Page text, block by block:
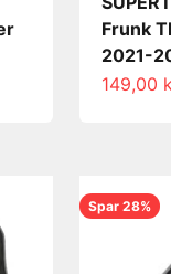
Frunk
2021-
149,00
Spar 28%